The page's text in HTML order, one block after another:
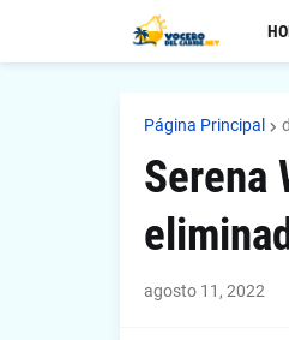
Página Principal
Serena
agosto 11, 2022